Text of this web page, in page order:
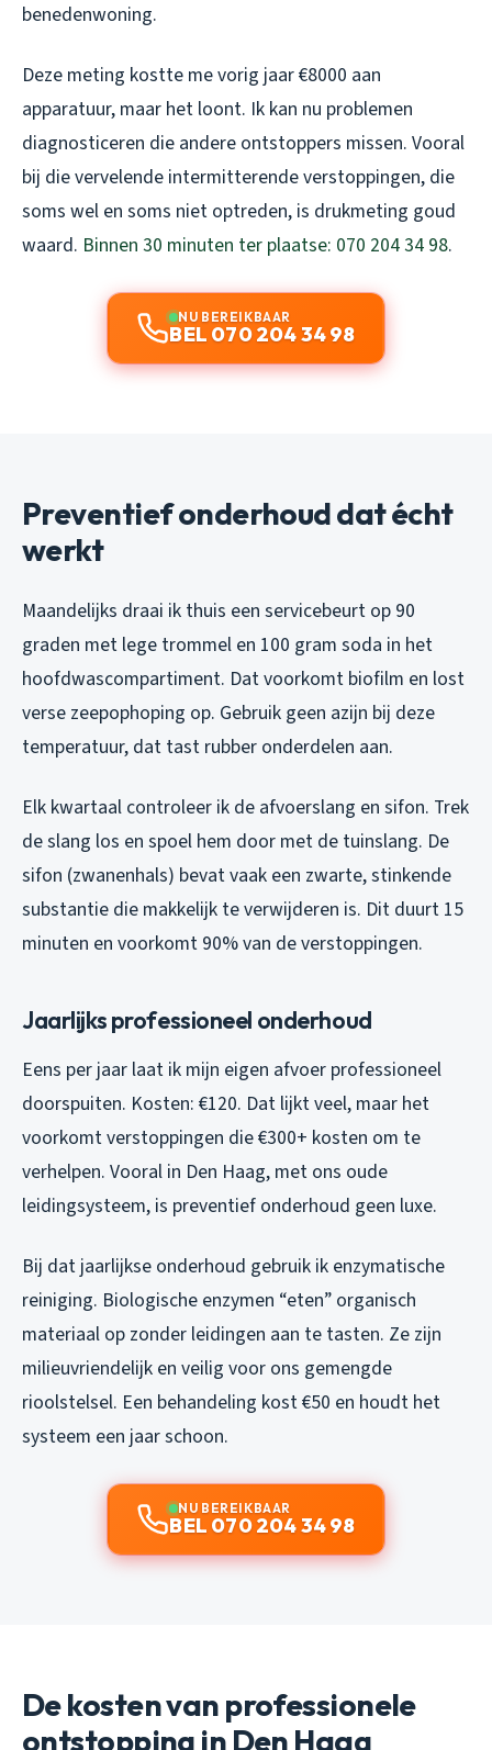
benedenwoning.
Deze meting kostte me vorig jaar €8000 aan
apparatuur, maar het loont. Ik kan nu problemen
diagnosticeren die andere ontstoppers missen. Vooral
bij die vervelende intermitterende verstoppingen, die
soms wel en soms niet optreden, is drukmeting goud
waard. Binnen 30 minuten ter plaatse: 070 204 34 98.
NU BEREIKBAAR
BEL 070 204 34 98
Preventief onderhoud dat écht
werkt
Maandelijks draai ik thuis een servicebeurt op 90
graden met lege trommel en 100 gram soda in het
hoofdwascompartiment. Dat voorkomt biofilm en lost
verse zeepophoping op. Gebruik geen azijn bij deze
temperatuur, dat tast rubber onderdelen aan.
Elk kwartaal controleer ik de afvoerslang en sifon. Trek
de slang los en spoel hem door met de tuinslang. De
sifon (zwanenhals) bevat vaak een zwarte, stinkende
substantie die makkelijk te verwijderen is. Dit duurt 15
minuten en voorkomt 90% van de verstoppingen.
Jaarlijks professioneel onderhoud
Eens per jaar laat ik mijn eigen afvoer professioneel
doorspuiten. Kosten: €120. Dat lijkt veel, maar het
voorkomt verstoppingen die €300+ kosten om te
verhelpen. Vooral in Den Haag, met ons oude
leidingsysteem, is preventief onderhoud geen luxe.
Bij dat jaarlijkse onderhoud gebruik ik enzymatische
reiniging. Biologische enzymen “eten” organisch
materiaal op zonder leidingen aan te tasten. Ze zijn
milieuvriendelijk en veilig voor ons gemengde
rioolstelsel. Een behandeling kost €50 en houdt het
systeem een jaar schoon.
NU BEREIKBAAR
BEL 070 204 34 98
De kosten van professionele
ontstopping in Den Haag